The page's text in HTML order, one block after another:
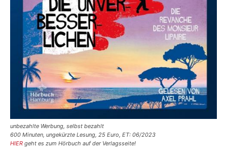
unbezahlte Werbung, selbst bezahlt
600 Minuten, ungekürzte Lesung, 25 Euro, ET: 06/2023
HIER geht es zum Hörbuch auf der Verlagsseite!